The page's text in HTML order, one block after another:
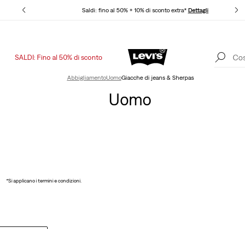
Saldi: fino al 50% + 10% di sconto extra* Dettagli
Dettagli
SALDI: Fino al 50% di sconto
App Levi's. Il meglio di Levi's ®, su misura per te.
AbbigliamentoUomoGiacche di jeans & Sherpas
Uomo
*Si applicano i termini e condizioni.